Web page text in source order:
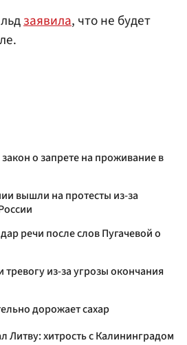
заявила, что не будет
о запрете на проживание в
вышли на протесты из-за
речи после слов Пугачевой о
тревогу из-за угрозы окончания
дорожает сахар
Литву: хитрость с Калининградом